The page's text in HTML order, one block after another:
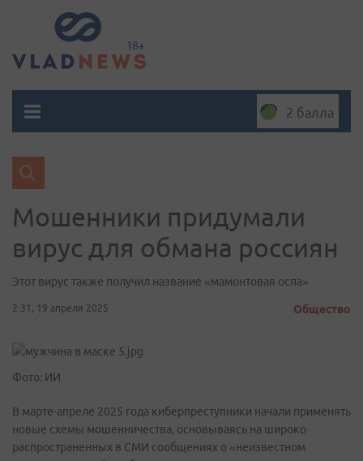
2 балла
Мошенники придумали
вирус для обмана россиян
Этот вирус также получил название «мамонтовая оспа»
2:31, 19 апреля 2025 Общество
Фото: ИИ
В марте-апреле 2025 года киберпреступники начали применять
новые схемы мошенничества, основываясь на широко
распространенных в СМИ сообщениях о «неизвестном